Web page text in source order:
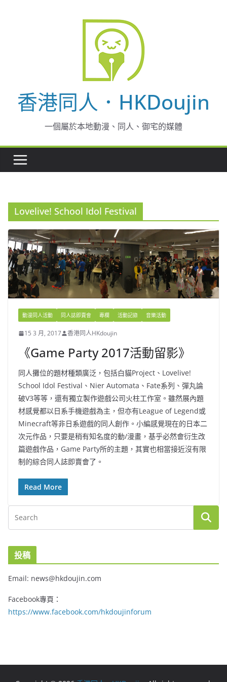
香港同人．HKDoujin
一個屬於本地動漫、同人、御宅的媒體
Lovelive! School Idol Festival
動漫同人活動 同人誌即賣會 專欄 活動記錄 音樂活動
15 3 月, 2017 香港同人HKdoujin
《Game Party 2017活動留影》
同人攤位的題材種類廣泛，包括白貓Project、Lovelive!
School Idol Festival、Nier Automata、Fate系列、彈丸論
破V3等等，還有獨立製作遊戲公司火柱工作室。雖然展內題
材感覺都以日系手機遊戲為主，但亦有League of Legend或
Minecraft等非日系遊戲的同人創作。小編感覺現在的日本二
次元作品，只要是稍有知名度的動/漫畫，基乎必然會衍生改
篇遊戲作品，Game Party所的主題，其實也相當接近沒有限
制的綜合同人誌即賣會了。
Read More
投稿
Email: news@hkdoujin.com
Facebook專頁：
https://www.facebook.com/hkdoujinforum